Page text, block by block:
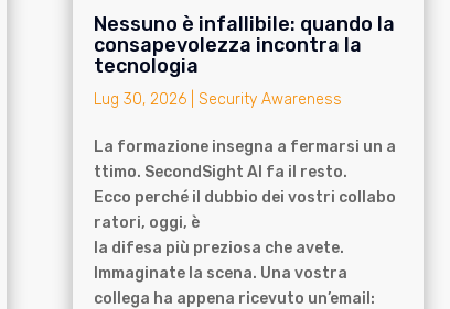
Nessuno è infallibile: quando la
consapevolezza incontra la
tecnologia
Lug 30, 2026| Security Awareness
La formazione insegna a fermarsi un a
ttimo. SecondSight AI fa il resto.
Ecco perché il dubbio dei vostri collabo
ratori, oggi, è
la difesa più preziosa che avete.
Immaginate la scena. Una vostra
collega ha appena ricevuto un’email: